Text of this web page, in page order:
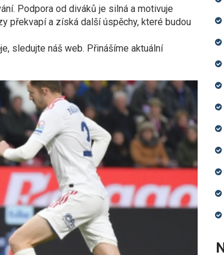
Podpora od diváků je silná a motivuje
překvapí a získá další úspěchy, které budou
sledujte náš web. Přinášíme aktuální